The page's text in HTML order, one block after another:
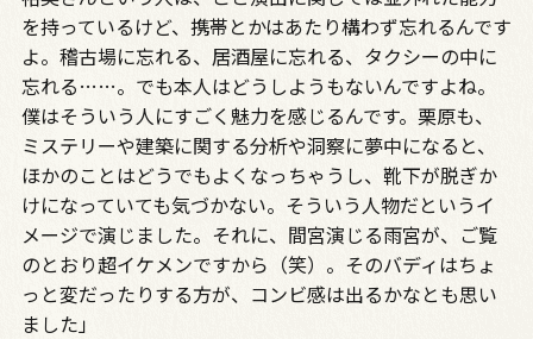
を持っているけど、携帯とかはあたり構わず忘れるんです
よ。稽古場に忘れる、居酒屋に忘れる、タクシーの中に
忘れる……。でも本人はどうしようもないんですよね。
僕はそういう人にすごく魅力を感じるんです。栗原も、
ミステリーや建築に関する分析や洞察に夢中になると、
ほかのことはどうでもよくなっちゃうし、靴下が脱ぎか
けになっていても気づかない。そういう人物だというイ
メージで演じました。それに、間宮演じる雨宮が、ご覧
のとおり超イケメンですから（笑）。そのバディはちょ
っと変だったりする方が、コンビ感は出るかなとも思い
ました」